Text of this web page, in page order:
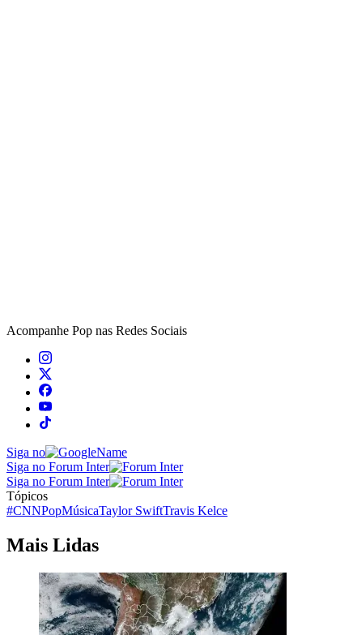
Acompanhe Pop nas Redes Sociais
Siga no
Siga no Forum Inter
Siga no Forum Inter
Tópicos
#CNNPopMúsicaTaylor SwiftTravis Kelce
Mais Lidas